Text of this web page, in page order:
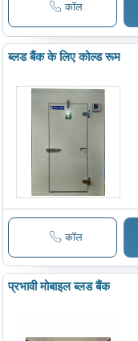
कॉल
ब्लड बैंक के लिए कोल्ड रूम
कॉल
प्रभावी मोबाइल ब्लड बैंक